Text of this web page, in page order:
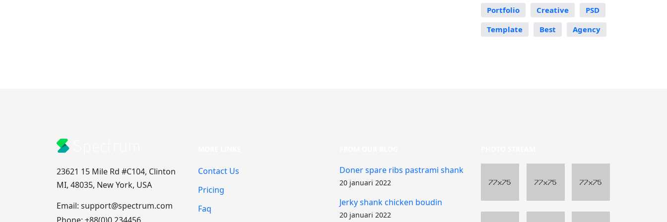
Portfolio
Creative
PSD
Template
Best Agency
23621 15 Mile Rd #C104, Clinton
MI, 48035, New York, USA
Email: support@spectrum.com
Contact Us
Pricing
Faq
Doner spare ribs pastrami shank
20 januari 2022
Jerky shank chicken boudin
20 januari 2022